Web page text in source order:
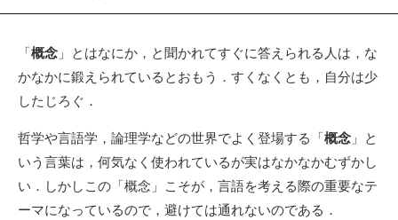
「概念 」とはなにか，と聞かれてすぐに答えられる人は，な
かなかに鍛えられているとおもう．すくなくとも，自分は少
したじろぐ．
哲学や言語学，論理学などの世界でよく登場する「概念 」と
いう言葉は，何気なく使われているが実はなかなかむずかし
い．しかしこの「概念」こそが，言語を考える際の重要なテ
ーマになっているので，避けては通れないのである．